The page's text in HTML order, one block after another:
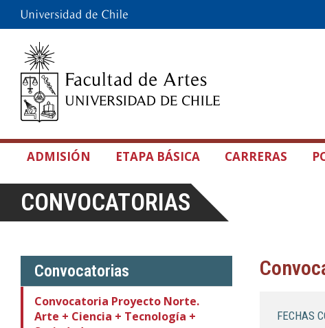
ADMISIÓN ETAPA BÁSICA CARRERAS
CONVOCATORIAS
Convocatorias
Convocatoria Proyecto Norte.
Arte + Ciencia + Tecnología +
FECHAS